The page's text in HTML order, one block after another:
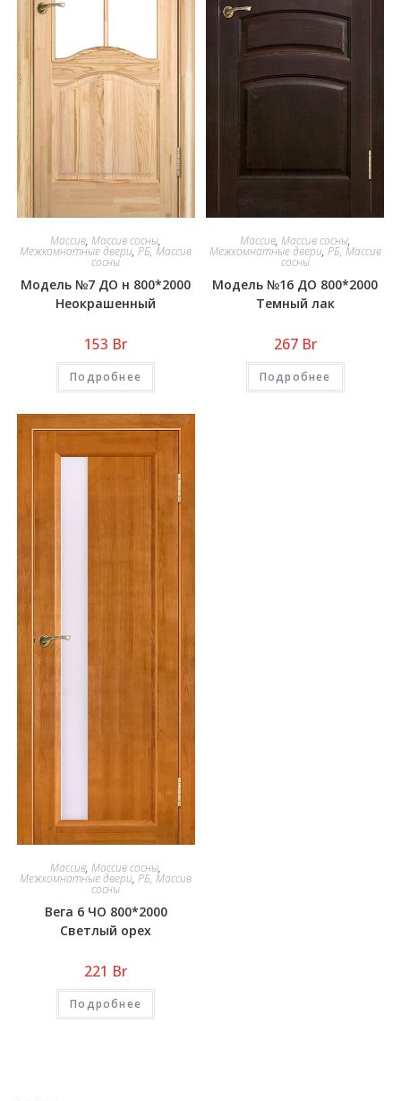
Массив,Массив сосны,
Межкомнатные двери,РБ, Массив
сосны
Модель №7 ДО н 800*2000
Неокрашенный
153 Br
Подробнее
Массив, Массив сосны,
Межкомнатные двери, РБ, Массив
сосны
Модель №16 ДО 800*2000
Темный лак
267 Br
Подробнее
Массив,Массив сосны,
Межкомнатные двери,РБ, Массив
сосны
Вега 6 ЧО 800*2000
Светлый орех
221 Br
Подробнее